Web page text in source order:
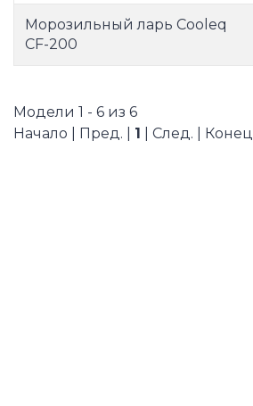
Морозильный ларь Cooleq
CF-200
Модели 1 - 6 из 6
Начало | Пред. | 1 | След. | Конец